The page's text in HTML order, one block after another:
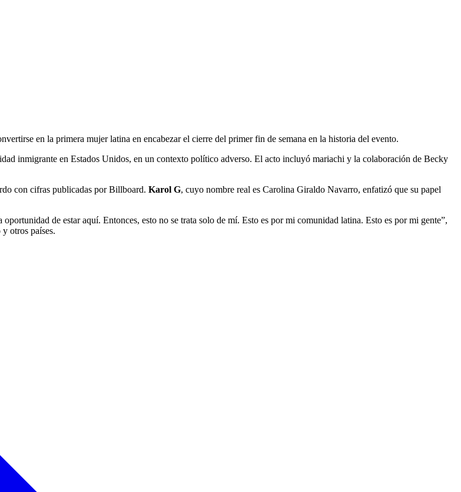
en la primera mujer latina en encabezar el cierre del primer fin de semana en la historia del evento.
inmigrante en Estados Unidos, en un contexto político adverso. El acto incluyó mariachi y la colaboración de Becky
con cifras publicadas por Billboard. Karol G, cuyo nombre real es Carolina Giraldo Navarro, enfatizó que su papel
de estar aquí. Entonces, esto no se trata solo de mí. Esto es por mi comunidad latina. Esto es por mi gente”,
y otros países.